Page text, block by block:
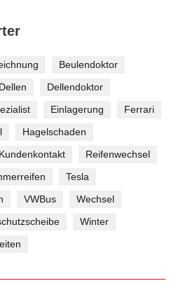
Beulendoktor
Dellen
Dellendoktor
Einlagerung
Ferrari
Hagelschaden
Kundenkontakt
Reifenwechsel
Tesla
VWBus
Wechsel
Winter